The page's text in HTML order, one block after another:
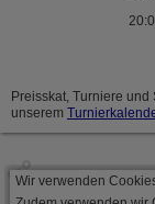
Preisskat, Turniere
unserem
Wir verwenden